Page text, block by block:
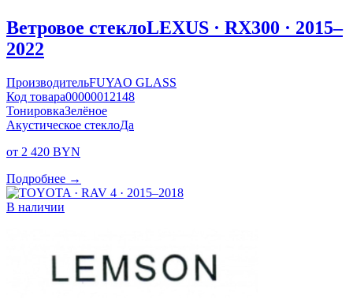
Ветровое стеклоLEXUS · RX300 · 2015–
2022
ПроизводительFUYAO GLASS
Код товара00000012148
ТонировкаЗелёное
Акустическое стеклоДа
от 2 420 BYN
Подробнее →
В наличии